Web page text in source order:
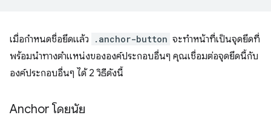
เมื่อกำหนดชื่อยึดแล้ว .anchor-button จะทำหน้าที่เป็นจุดยึดที่
พร้อมนำทางตำแหน่งขององค์ประกอบอื่นๆ คุณเชื่อมต่อจุดยึดนี้กับ
องค์ประกอบอื่นๆ ได้ 2 วิธีดังนี้
Anchor โดยนัย